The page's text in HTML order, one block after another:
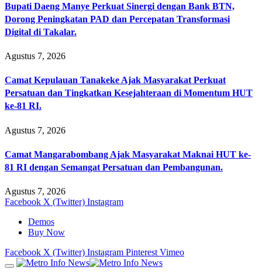
Bupati Daeng Manye Perkuat Sinergi dengan Bank BTN,
Dorong Peningkatan PAD dan Percepatan Transformasi
Digital di Takalar.
Agustus 7, 2026
Camat Kepulauan Tanakeke Ajak Masyarakat Perkuat
Persatuan dan Tingkatkan Kesejahteraan di Momentum HUT
ke-81 RI.
Agustus 7, 2026
Camat Mangarabombang Ajak Masyarakat Maknai HUT ke-
81 RI dengan Semangat Persatuan dan Pembangunan.
Agustus 7, 2026
Facebook X (Twitter) Instagram
Demos
Buy Now
Facebook X (Twitter) Instagram Pinterest Vimeo